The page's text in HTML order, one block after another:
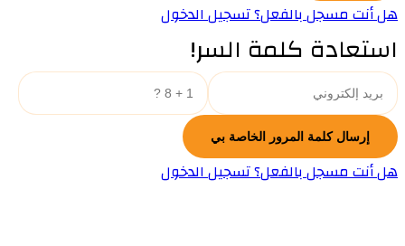
هل أنت مسجل بالفعل؟ تسجيل الدخول
استعادة كلمة السر!
هل أنت مسجل بالفعل؟ تسجيل الدخول